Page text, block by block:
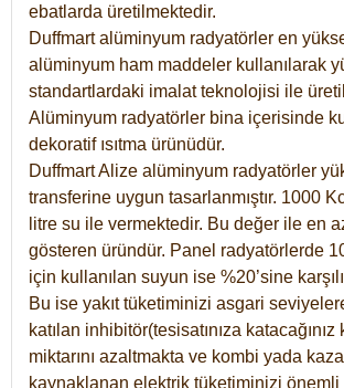
ebatlarda üretilmektedir.
Duffmart alüminyum radyatörler en
alüminyum ham maddeler kullanılarak
standartlardaki imalat teknolojisi ile
Alüminyum radyatörler bina içerisinde
dekoratif ısıtma ürünüdür.
Duffmart Alize alüminyum radyatörler
transferine uygun tasarlanmıştır. 1000
litre su ile vermektedir. Bu değer ile en
gösteren üründür. Panel radyatörlerde
için kullanılan suyun ise %20’sine
Bu ise yakıt tüketiminizi asgari
katılan inhibitör(tesisatınıza katacağınız
miktarını azaltmakta ve kombi yada
kaynaklanan elektrik tüketiminizi önemli